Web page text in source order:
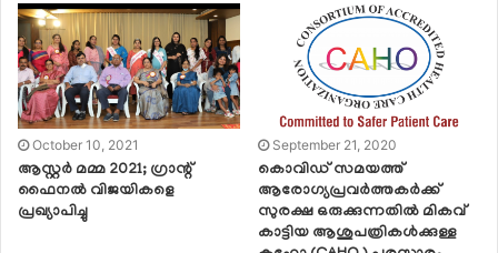
October 10, 2021
ആസ്റ്റര്‍ മമ്മ 2021; ഗ്രാന്റ്
ഫൈനല്‍ വിജയികളെ
പ്രഖ്യാപിച്ചു
September 21, 2020
കൊവിഡ് സമയത്ത്
ആരോഗ്യപ്രവർത്തകർക്ക്
സുരക്ഷ ഒരുക്കുന്നതിൽ മികവ്
കാട്ടിയ ആശുപത്രികൾക്കുള്ള